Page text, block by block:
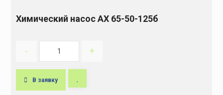
Химический насос АХ 65-50-125б
- +
В заявку